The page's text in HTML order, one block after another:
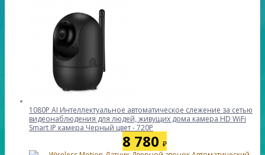
1080P AI Интеллектуальное автоматическое слежение за сетью
видеонаблюдения для людей, живущих дома камера HD WiFi
Smart IP камера Черный цвет - 720P
8 780 ₽